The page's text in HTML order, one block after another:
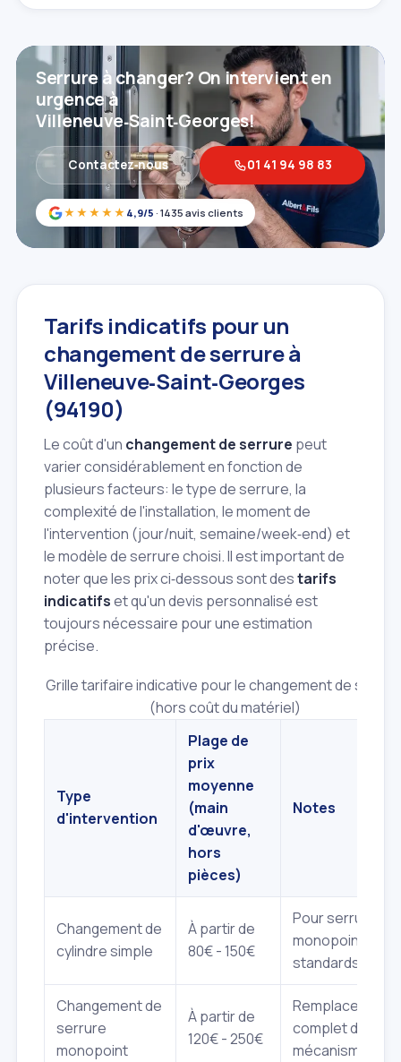
★★★★★ 4,9/5 · 1435 avis clients
Serrure à changer? On intervient en
urgence à
Villeneuve‑Saint‑Georges!
Contactez‑nous 01 41 94 98 83
Tarifs indicatifs pour un
changement de serrure à
Villeneuve‑Saint‑Georges
(94190)
Le coût d'un changement de serrure peut
varier considérablement en fonction de
plusieurs facteurs: le type de serrure, la
complexité de l'installation, le moment de
l'intervention (jour/nuit, semaine/week‑end) et
le modèle de serrure choisi. Il est important de
noter que les prix ci‑dessous sont destarifs
indicatifset qu'un devis personnalisé est
toujours nécessaire pour une estimation
précise.
Grille tarifaire indicative pour le changement de
(hors coût du matériel)
Type
d'intervention
Plage de
prix
moyenne
(main
d'œuvre,
hors
pièces)
Notes
Changement de
cylindre simple
À partir de
80€ - 150€
Pour serrures
monopoint
standards.
Changement de
serrure
monopoint
À partir de
120€ - 250€
Remplacement
complet du
mécanisme.